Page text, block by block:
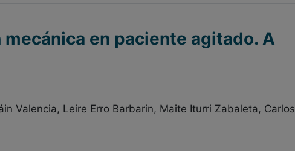
en paciente agitado. A
Valencia, Leire Erro Barbarin, Maite Iturri Zabaleta, Carlos